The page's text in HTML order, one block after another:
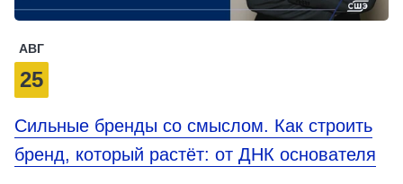
АВГ
25
Сильные бренды со смыслом. Как строить
бренд, который растёт: от ДНК основателя